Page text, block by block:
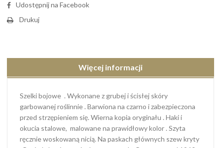
Udostępnij na Facebook
Drukuj
Więcej informacji
Szelki bojowe . Wykonane z grubej i ścisłej skóry
garbowanej roślinnie . Barwiona na czarno i zabezpieczona
przed strzępieniem się. Wierna kopia oryginału . Haki i
okucia stalowe, malowane na prawidłowy kolor . Szyta
ręcznie woskowaną nicią. Na paskach głównych szew kryty